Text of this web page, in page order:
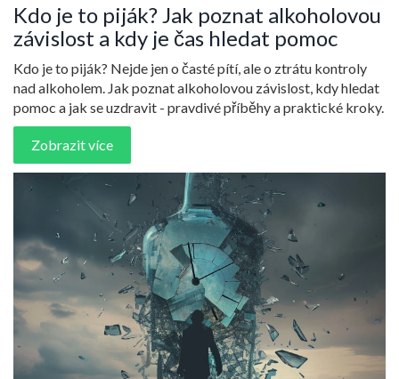
Kdo je to piják? Jak poznat alkoholovou
závislost a kdy je čas hledat pomoc
Kdo je to piják? Nejde jen o časté pítí, ale o ztrátu kontroly
nad alkoholem. Jak poznat alkoholovou závislost, kdy hledat
pomoc a jak se uzdravit - pravdivé příběhy a praktické kroky.
Zobrazit více